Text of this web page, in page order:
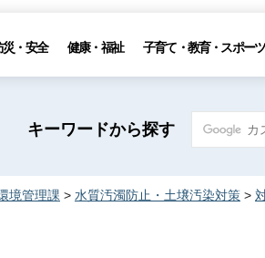
災・安全 健康・福祉 子育て・教育・スポーツ
キーワードから探す
境管理課 > 水質汚濁防止・土壌汚染対策 >